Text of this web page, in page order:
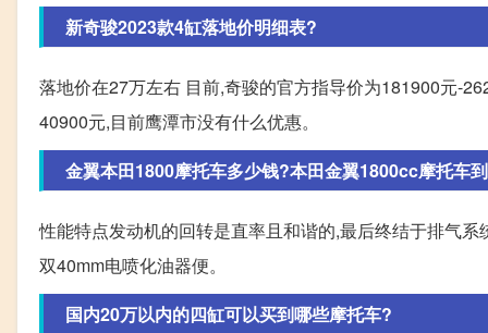
新奇骏2023款4缸落地价明细表?
落地价在27万左右 目前,奇骏的官方指导价为181900元-
40900元,目前鹰潭市没有什么优惠。
金翼本田1800摩托车多少钱?本田金翼1800cc摩托车
性能特点发动机的回转是直率且和谐的,最后终结于排气
双40mm电喷化油器便。
国内20万以内的四缸可以买到哪些摩托车?